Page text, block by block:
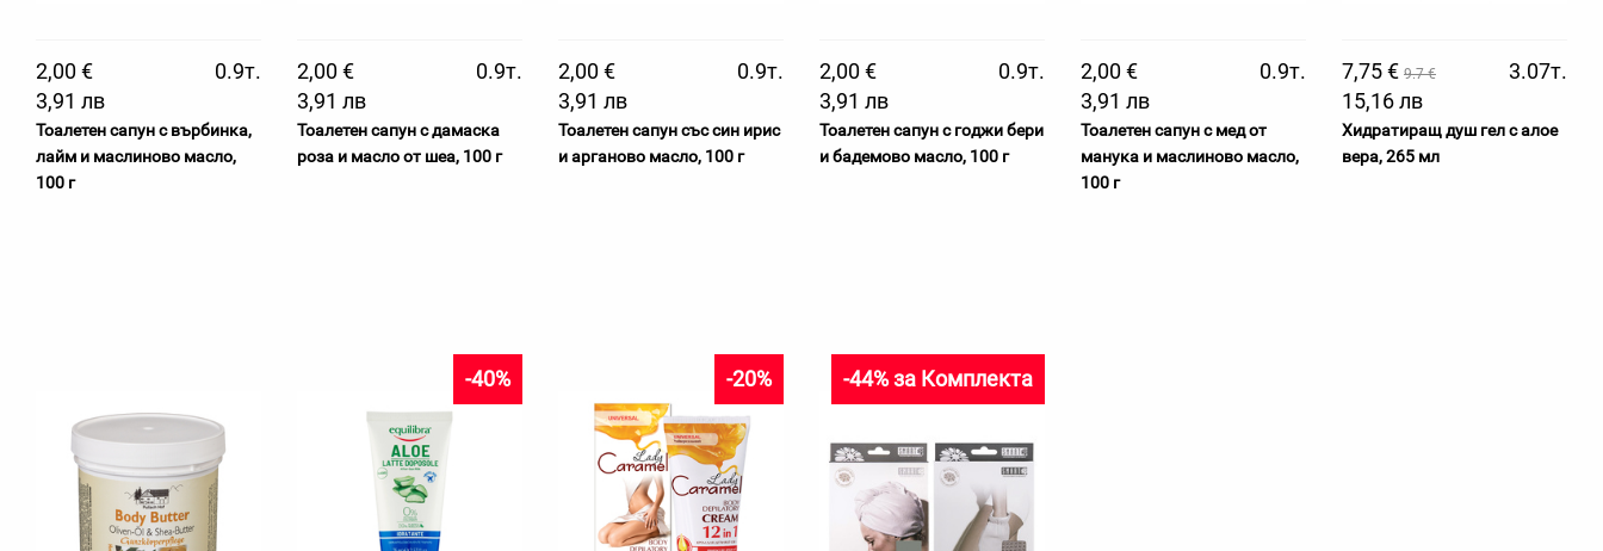
2,00 €
0.9т.
3,91 лв
Тоалетен сапун с върбинка,
лайм и маслиново масло,
100 г
2,00 €
0.9т.
3,91 лв
Тоалетен сапун с дамаска
роза и масло от шеа, 100 г
2,00 €
0.9т.
3,91 лв
Тоалетен сапун със син ирис
и арганово масло, 100 г
2,00 €
0.9т.
3,91 лв
Тоалетен сапун с годжи бери
и бадемово масло, 100 г
2,00 €
0.9т.
3,91 лв
Тоалетен сапун с мед от
манука и маслиново масло,
100 г
7,75 € 9.7 €
3.07т.
15,16 лв
Хидратиращ душ гел с алое
вера, 265 мл
-40% -20% -44% за Комплекта